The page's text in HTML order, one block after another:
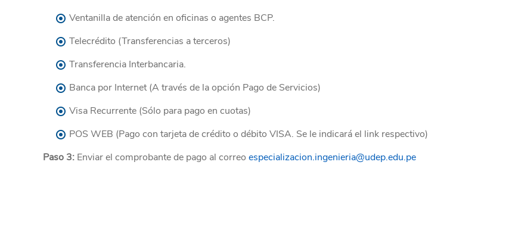
Ventanilla de atención en oficinas o agentes BCP.
Telecrédito (Transferencias a terceros)
Transferencia Interbancaria.
Banca por Internet (A través de la opción Pago de Servicios)
Visa Recurrente (Sólo para pago en cuotas)
POS WEB (Pago con tarjeta de crédito o débito VISA. Se le indicará el link respectivo)
Paso 3: Enviar el comprobante de pago al correo especializacion.ingenieria@udep.edu.pe